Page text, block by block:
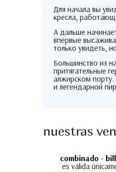
Для начала вы
кресла,
А дальше
впервые
только увидеть
Большинство из
притягательные
алжирском порту
и легендарной
nuestras
combinado -
es válida